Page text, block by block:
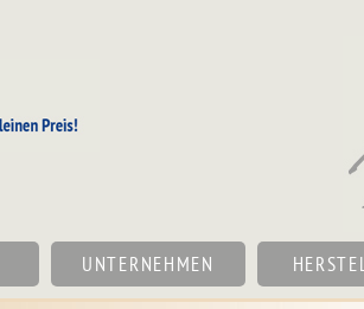
UNTERNEHMEN